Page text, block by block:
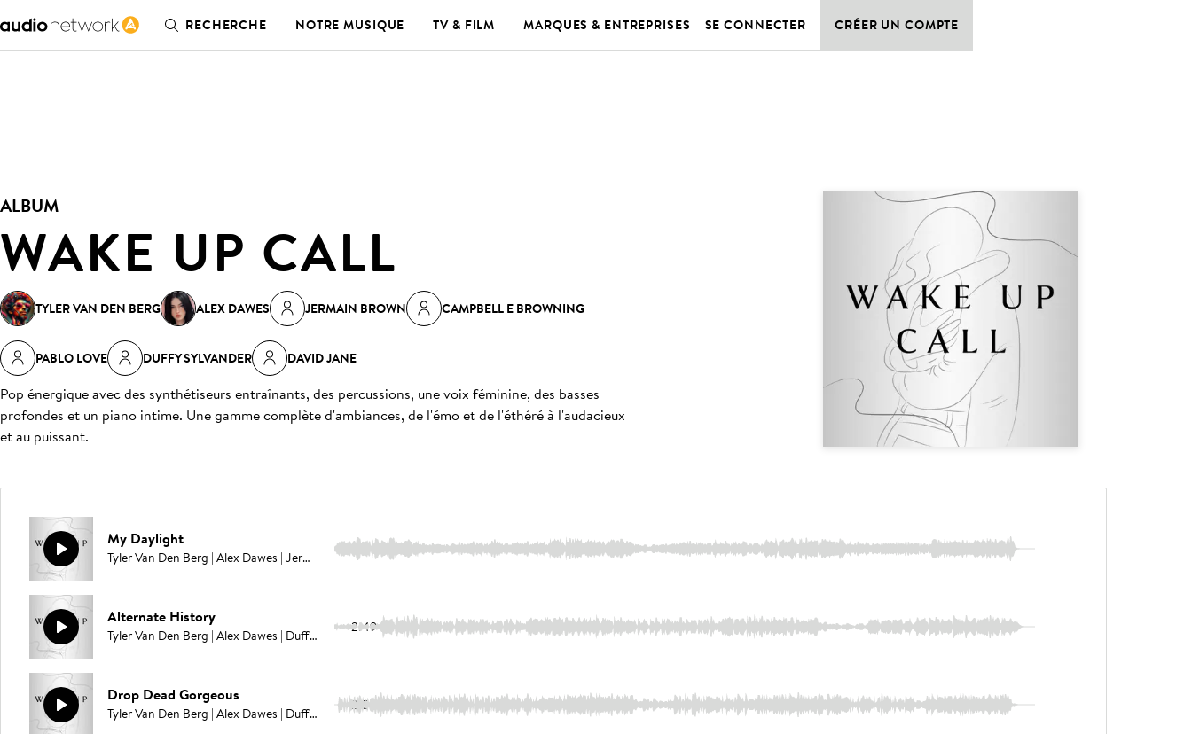
RECHERCHE NOTRE MUSIQUE TV & FILM MARQUES & ENTREPRISES SE CONNECTER CRÉER UN COMPTE
ALBUM
WAKE UP CALL
TYLER VAN DEN BERG ALEX DAWES JERMAIN BROWN CAMPBELL E BROWNING
PABLO LOVE DUFFY SYLVANDER DAVID JANE
Pop énergique avec des synthétiseurs entraînants, des percussions, une voix féminine, des basses
profondes et un piano intime. Une gamme complète d'ambiances, de l'émo et de l'éthéré à l'audacieux
et au puissant.
My Daylight
Tyler Van Den Berg | Alex Dawes | Jermain Brown | Campbell E Browning | Pablo Love 3:14
Alternate History
Tyler Van Den Berg | Alex Dawes | Duffy Sylvander | Campbell E Browning | Pablo Love 2:49
Drop Dead Gorgeous
Tyler Van Den Berg | Alex Dawes | Duffy Sylvander | Campbell E Browning | Pablo Love 2:50